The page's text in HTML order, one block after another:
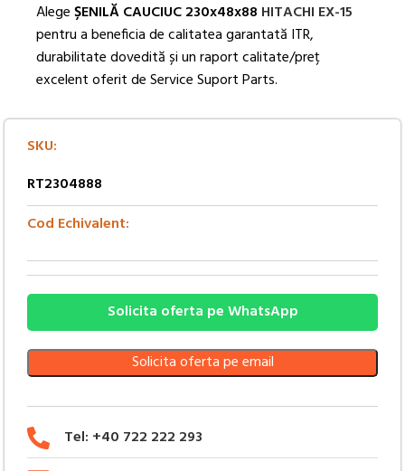
AlegeȘENILĂ CAUCIUC 230x48x88 HITACHI EX-15
pentru a beneficia de calitatea garantată ITR,
durabilitate dovedită și un raport calitate/preț
excelent oferit de Service Suport Parts.
SKU:
RT2304888
Cod Echivalent:
Solicita oferta pe WhatsApp
Solicita oferta pe email
Tel: +40 722 222 293